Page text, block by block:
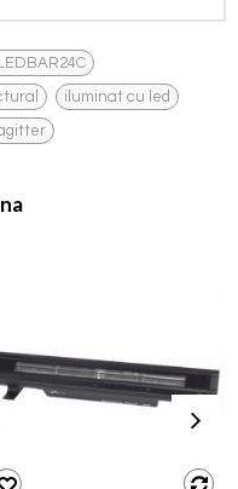
,
, iluminat cu led ,